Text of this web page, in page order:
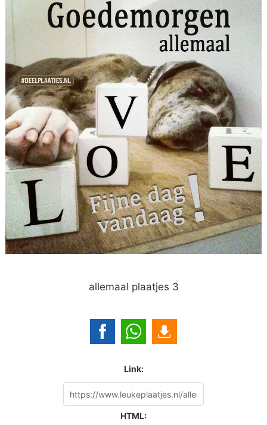
allemaal plaatjes 3
Link:
HTML: